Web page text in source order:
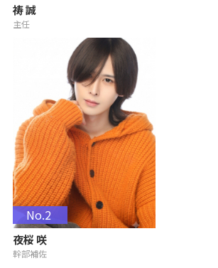
祷 誠
主任
No.2
夜桜 咲
幹部補佐